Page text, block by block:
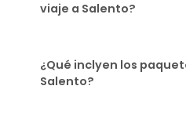
viaje a Salento?
¿Qué inclyen los
Salento?